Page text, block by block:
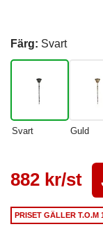
Färg: Svart
Svart Guld
882 kr/st
PRISET GÄLLERT.O.M